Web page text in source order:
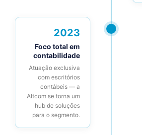
2023
Foco total em
contabilidade
Atuação exclusiva
com escritórios
contábeis — a
Altcom se torna um
hub de soluções
para o segmento.